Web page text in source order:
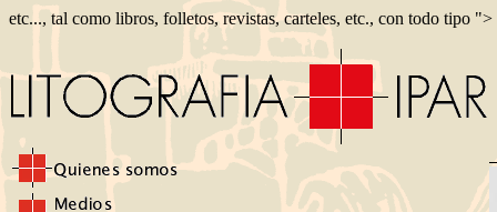
etc..., tal como libros, folletos, revistas, carteles, etc., con todo tipo ">